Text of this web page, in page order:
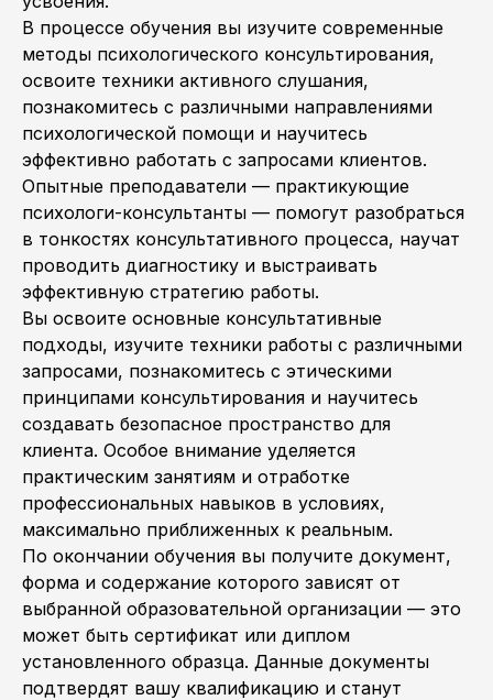
В процессе обучения вы изучите современные
методы психологического консультирования,
освоите техники активного слушания,
познакомитесь с различными направлениями
психологической помощи и научитесь
эффективно работать с запросами клиентов.
Опытные преподаватели — практикующие
психологи-консультанты — помогут разобраться
в тонкостях консультативного процесса, научат
проводить диагностику и выстраивать
эффективную стратегию работы.
Вы освоите основные консультативные
подходы, изучите техники работы с различными
запросами, познакомитесь с этическими
принципами консультирования и научитесь
создавать безопасное пространство для
клиента. Особое внимание уделяется
практическим занятиям и отработке
профессиональных навыков в условиях,
максимально приближенных к реальным.
По окончании обучения вы получите документ,
форма и содержание которого зависят от
выбранной образовательной организации — это
может быть сертификат или диплом
установленного образца. Данные документы
подтвердят вашу квалификацию и станут